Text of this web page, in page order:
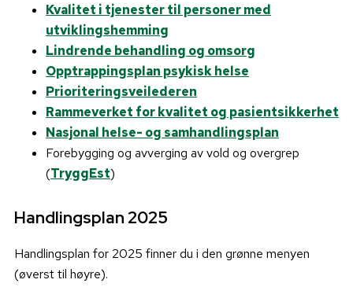
Kvalitet i tjenester til personer med
utviklingshemming
Lindrende behandling og omsorg
Opptrappingsplan psykisk helse
Prioriteringsveilederen
Rammeverket for kvalitet og pasientsikkerhet
Nasjonal helse- og samhandlingsplan
Forebygging og avverging av vold og overgrep
(TryggEst)
Handlingsplan 2025
Handlingsplan for 2025 finner du i den grønne menyen
(øverst til høyre).